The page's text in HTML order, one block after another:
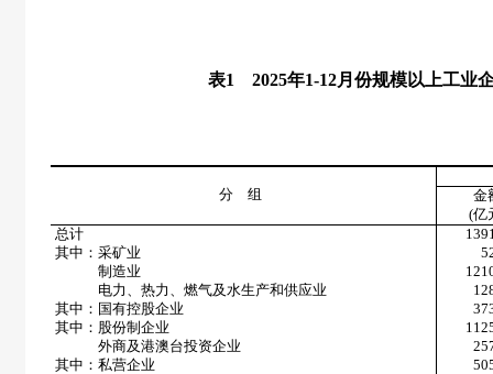
表1 2025年1-12月份规模以上工业
分 组
金
(亿
总计
其中：采矿业
制造业
电力、热力、燃气及水生产和供应业
其中：国有控股企业
其中：股份制企业
外商及港澳台投资企业
其中：私营企业